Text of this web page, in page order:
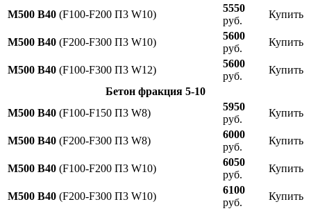
М500 В40 (F100-F200 П3 W10)
5550
руб.
Купить
М500 В40 (F200-F300 П3 W10)
5600
руб.
Купить
М500 В40 (F100-F300 П3 W12)
5600
руб.
Купить
Бетон фракция 5-10
М500 В40 (F100-F150 П3 W8)
5950
руб.
Купить
М500 В40 (F200-F300 П3 W8)
6000
руб.
Купить
М500 В40 (F100-F200 П3 W10)
6050
руб.
Купить
М500 В40 (F200-F300 П3 W10)
6100
руб.
Купить